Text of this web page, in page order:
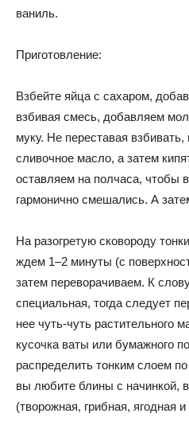
ваниль.
Приготовление:
Взбейте яйца с сахаром,
взбивая смесь, добавляем
муку. Не переставая
сливочное масло, а затем
оставляем на полчаса, чтобы
гармонично смешались. А
На разогретую сковороду
ждем 1–2 минуты (с
затем переворачиваем. К
специальная, тогда следует
нее чуть-чуть растительного
кусочка ваты или бумажного
распределить тонким слоем
вы любите блины с начинкой,
(творожная, грибная, ягодная